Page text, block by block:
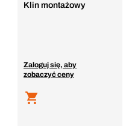
Klin montażowy
Zaloguj się, aby
zobaczyć ceny